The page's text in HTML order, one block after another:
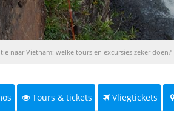
naar Vietnam: welke tours en excursies zeker doen?
Tours & tickets Vliegtickets